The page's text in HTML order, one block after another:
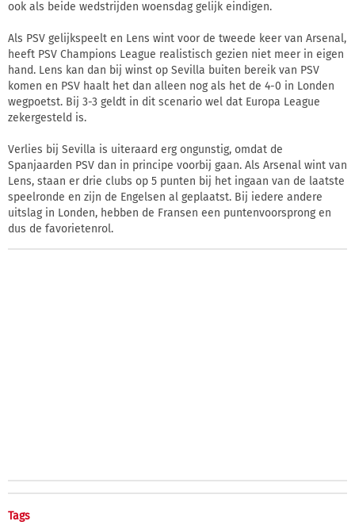
ook als beide wedstrijden woensdag gelijk eindigen.
Als PSV gelijkspeelt en Lens wint voor de tweede keer van Arsenal,
heeft PSV Champions League realistisch gezien niet meer in eigen
hand. Lens kan dan bij winst op Sevilla buiten bereik van PSV
komen en PSV haalt het dan alleen nog als het de 4-0 in Londen
wegpoetst. Bij 3-3 geldt in dit scenario wel dat Europa League
zekergesteld is.
Verlies bij Sevilla is uiteraard erg ongunstig, omdat de
Spanjaarden PSV dan in principe voorbij gaan. Als Arsenal wint van
Lens, staan er drie clubs op 5 punten bij het ingaan van de laatste
speelronde en zijn de Engelsen al geplaatst. Bij iedere andere
uitslag in Londen, hebben de Fransen een puntenvoorsprong en
dus de favorietenrol.
Tags